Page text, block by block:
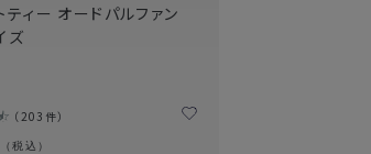
ティー オードパルファン
ズ
203件
税込）